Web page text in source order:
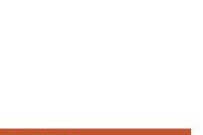
45CA-25 45kg/ngày số lượng